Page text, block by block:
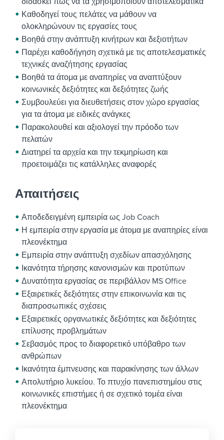
Καθοδηγεί τους πελάτες να μάθουν να
ολοκληρώνουν τις εργασίες τους
Βοηθά στην ανάπτυξη κινήτρων και δεξιοτήτων
Παρέχει καθοδήγηση σχετικά με τις αποτελεσματικές
τεχνικές αναζήτησης εργασίας
Βοηθά τα άτομα με αναπηρίες να αναπτύξουν
κοινωνικές δεξιότητες και δεξιότητες ζωής
Συμβουλεύει για διευθετήσεις στον χώρο εργασίας
για τα άτομα με ειδικές ανάγκες
Παρακολουθεί και αξιολογεί την πρόοδο των
πελατών
Διατηρεί τα αρχεία και την τεκμηρίωση και
προετοιμάζει τις κατάλληλες αναφορές
Απαιτήσεις
Αποδεδειγμένη εμπειρία ως Job Coach
Η εμπειρία στην εργασία με άτομα με αναπηρίες είναι
πλεονέκτημα
Εμπειρία στην ανάπτυξη σχεδίων απασχόλησης
Ικανότητα τήρησης κανονισμών και προτύπων
Δυνατότητα εργασίας σε περιβάλλον MS Office
Εξαιρετικές δεξιότητες στην επικοινωνία και τις
διαπροσωπικές σχέσεις
Εξαιρετικές οργανωτικές δεξιότητες και δεξιότητες
επίλυσης προβλημάτων
Σεβασμός προς το διαφορετικό υπόβαθρο των
ανθρώπων
Ικανότητα έμπνευσης και παρακίνησης των άλλων
Απολυτήριο λυκείου. Το πτυχίο πανεπιστημίου στις
κοινωνικές επιστήμες ή σε σχετικό τομέα είναι
πλεονέκτημα